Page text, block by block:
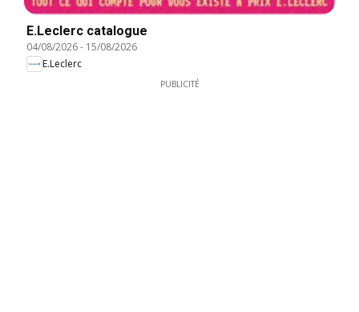
E.Leclerc catalogue
04/08/2026- 15/08/2026
E.Leclerc
PUBLICITÉ